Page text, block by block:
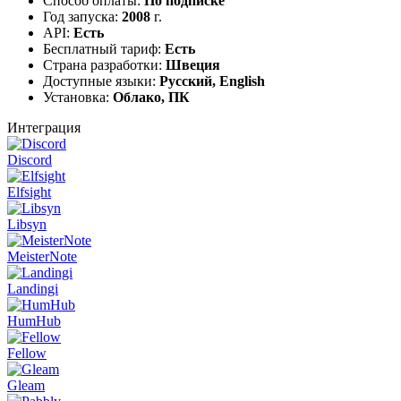
Год запуска: 2008 г.
API: Есть
Бесплатный тариф: Есть
Страна разработки: Швеция
Доступные языки: Русский, English
Установка: Облако, ПК
Интеграция
Discord
Elfsight
Libsyn
MeisterNote
Landingi
HumHub
Fellow
Gleam